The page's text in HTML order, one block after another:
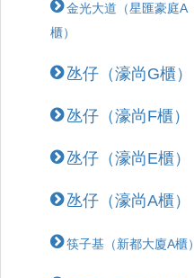
金光大道（星匯豪庭A
櫃）
氹仔（濠尚G櫃）
氹仔（濠尚F櫃）
氹仔（濠尚E櫃）
氹仔（濠尚A櫃）
筷子基（新都大廈A櫃）